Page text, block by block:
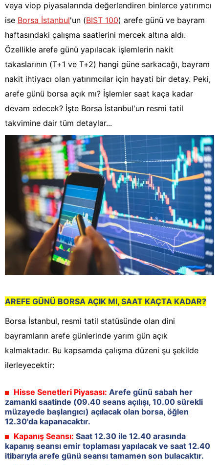
veya viop piyasalarında değerlendiren binlerce yatırımcı
ise Borsa İstanbul'un (BIST 100) arefe günü ve bayram
haftasındaki çalışma saatlerini mercek altına aldı.
Özellikle arefe günü yapılacak işlemlerin nakit
takaslarının (T+1 ve T+2) hangi güne sarkacağı, bayram
nakit ihtiyacı olan yatırımcılar için hayati bir detay. Peki,
arefe günü borsa açık mı? İşlemler saat kaça kadar
devam edecek? İşte Borsa İstanbul'un resmi tatil
takvimine dair tüm detaylar...
AREFE GÜNÜ BORSA AÇIK MI, SAAT KAÇTA KADAR?
Borsa İstanbul, resmi tatil statüsünde olan dini
bayramların arefe günlerinde yarım gün açık
kalmaktadır. Bu kapsamda çalışma düzeni şu şekilde
ilerleyecektir:
Hisse Senetleri Piyasası: Arefe günü sabah her
zamanki saatinde (09.40 seans açılışı, 10.00 sürekli
müzayede başlangıcı) açılacak olan borsa, öğlen
12.30'da kapanacaktır.
Kapanış Seansı: Saat 12.30 ile 12.40 arasında
kapanış seansı emir toplaması yapılacak ve saat 12.40
itibarıyla arefe günü seansı tamamen son bulacaktır.